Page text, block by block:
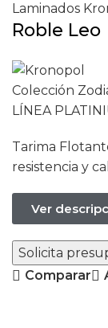
Laminados
Roble Leo
Colección
LÍNEA
Tarima
resistencia y
Ver
Solicita
Comparar